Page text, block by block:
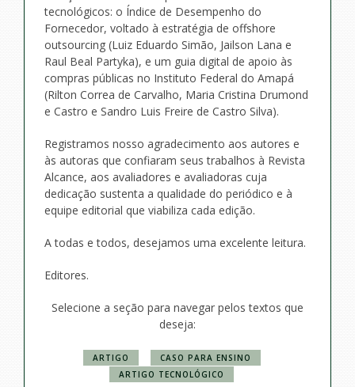
tecnológicos: o Índice de Desempenho do
Fornecedor, voltado à estratégia de offshore
outsourcing (Luiz Eduardo Simão, Jailson Lana e
Raul Beal Partyka), e um guia digital de apoio às
compras públicas no Instituto Federal do Amapá
(Rilton Correa de Carvalho, Maria Cristina Drumond
e Castro e Sandro Luis Freire de Castro Silva).
Registramos nosso agradecimento aos autores e
às autoras que confiaram seus trabalhos à Revista
Alcance, aos avaliadores e avaliadoras cuja
dedicação sustenta a qualidade do periódico e à
equipe editorial que viabiliza cada edição.
A todas e todos, desejamos uma excelente leitura.
Editores.
Selecione a seção para navegar pelos textos que
deseja:
ARTIGO
CASO PARA ENSINO
ARTIGO TECNOLÓGICO